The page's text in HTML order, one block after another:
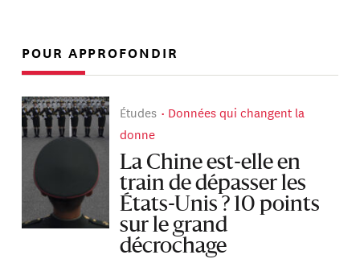
POUR APPROFONDIR
Études
Données qui changent la
donne
La Chine est-elle en
train de dépasser les
États-Unis ? 10 points
sur le grand
décrochage